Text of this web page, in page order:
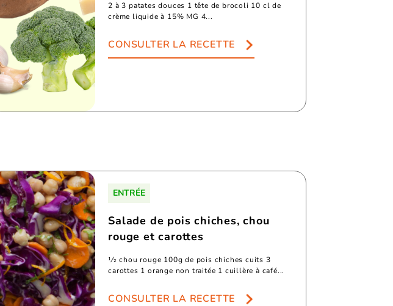
2 à 3 patates douces 1 tête de brocoli 10 cl de
crème liquide à 15% MG 4...
CONSULTER LA RECETTE
ENTRÉE
Salade de pois chiches, chou
rouge et carottes
1⁄2 chou rouge 100g de pois chiches cuits 3
carottes 1 orange non traitée 1 cuillère à café...
CONSULTER LA RECETTE